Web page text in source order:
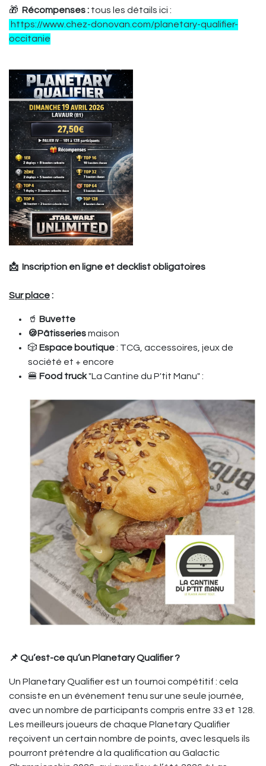
🎁 Récompenses : tous les détails ici :
https://www.chez-donovan.com/planetary-qualifier-
occitanie
📩 Inscription en ligne et decklist obligatoires
Sur place:
🥤 Buvette
🍪Pâtisseriesmaison
🎲 Espace boutique: TCG, accessoires, jeux de
société et + encore
🍔 Food truck"La Cantine du P'tit Manu" :
📌 Qu’est-ce qu’un Planetary Qualifier ?
Un Planetary Qualifier est un tournoi compétitif : cela
consiste en un évènement tenu sur une seule journée,
avec un nombre de participants compris entre 33 et 128.
Les meilleurs joueurs de chaque Planetary Qualifier
reçoivent un certain nombre de points, avec lesquels ils
pourront prétendre à la qualification au Galactic